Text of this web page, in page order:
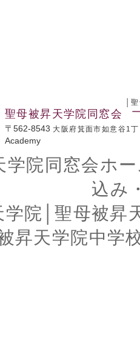
│
聖母被昇天学院同窓会
〒562-8543 大阪府箕面市如意谷1
Academy
学院同窓会ホ
込み
学院 │聖母被昇
昇天学院中学